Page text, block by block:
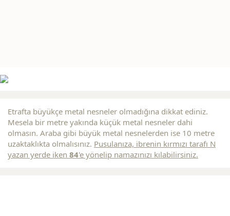
Etrafta büyükçe metal nesneler olmadığına dikkat ediniz.
Mesela bir metre yakında küçük metal nesneler dahi
olmasın. Araba gibi büyük metal nesnelerden ise 10 metre
uzaktaklıkta olmalısınız. Pusulanıza, ibrenin kırmızı tarafı N
yazan yerde iken 84'e yönelip namazınızı kılabilirsiniz.